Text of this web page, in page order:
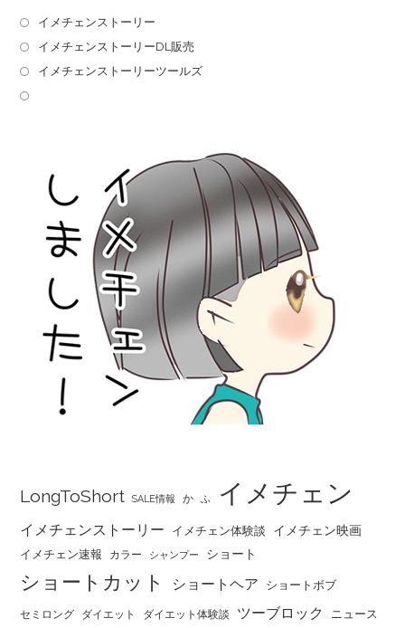
イメチェンストーリー
イメチェンストーリーDL販売
イメチェンストーリーツールズ
LongToShort SALE情報 か ふ イメチェン
イメチェンストーリー イメチェン体験談 イメチェン映画
イメチェン速報 カラー シャンプー ショート
ショートカット ショートヘア ショートボブ
セミロング ダイエット ダイエット体験談 ツーブロック ニュース